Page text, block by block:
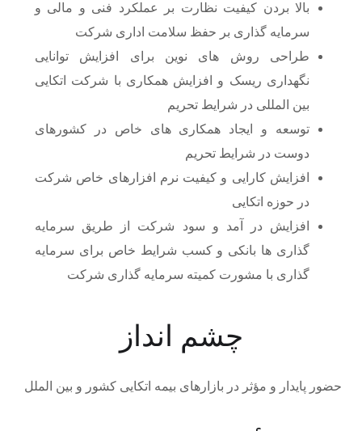
بالا بردن کیفیت نظارت بر عملکرد فنی و مالی و
سرمایه گذاری بر حفظ سلامت اداری شرکت
طراحی روش های نوین برای افزایش توانایی
نگهداری ریسک و افزایش همکاری با شرکت اتکایی
بین المللی در شرایط تحریم
توسعه و ایجاد همکاری های خاص در کشورهای
دوست در شرایط تحریم
افزایش کارایی و کیفیت نرم افزارهای خاص شرکت
در حوزه اتکایی
افزایش در آمد و سود شرکت از طریق سرمایه
گذاری ها بانکی و کسب شرایط خاص برای سرمایه
گذاری با مشورت کمیته سرمایه گذاری شرکت
چشم انداز
حضور پایدار و مؤثر در بازارهای بیمه اتکایی کشور و بین الملل